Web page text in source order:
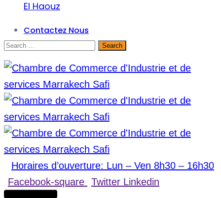
El Haouz
Contactez Nous
Horaires d’ouverture: Lun – Ven 8h30 – 16h30
Facebook-square
Twitter Linkedin